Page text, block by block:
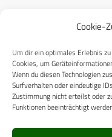
Cookie-
Um dir ein optimales Erlebnis
Cookies, um
Wenn du diesen Technologien
Surfverhalten oder eindeutige
Zustimmung nicht erteilst oder
Funktionen beeinträchtigt
RECHTLICHES
Cookie-Richtlinie